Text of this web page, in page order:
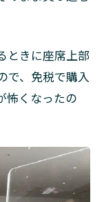
ときに座席上部
で、免税で購入
怖くなったの